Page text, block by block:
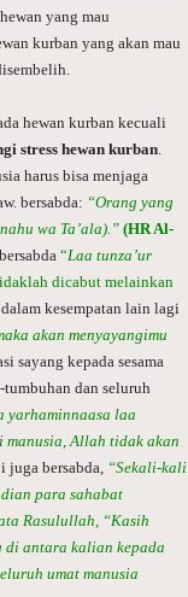
yang mau
kurban yang akan mau
hewan kurban kecuali
stress hewan kurban.
harus bisa menjaga
bersabda: “Orang yang
wa Ta’ala).”(HR Al-
“Laa tunza’ur
dicabut melainkan
kesempatan lain lagi
akan menyayangimu
sayang kepada sesama
dan seluruh
yarhaminnaasa laa
Allah tidak akan
juga bersabda, “Sekali-kali
para sahabat
Rasulullah, “Kasih
di antara kalian kepada
umat manusia